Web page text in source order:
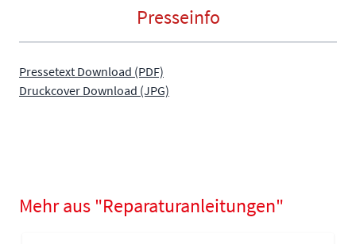
Presseinfo
Pressetext Download (PDF)
Druckcover Download (JPG)
Mehr aus "Reparaturanleitungen"